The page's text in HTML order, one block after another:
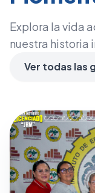
Explora la vida
nuestra historia
Ver todas las